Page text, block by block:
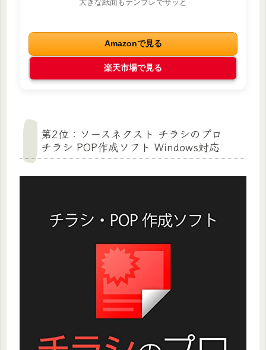
大きな紙面もテンプレでサッと
Amazonで見る
楽天市場で見る
第2位：ソースネクスト チラシのプロ
チラシ POP作成ソフト Windows対応